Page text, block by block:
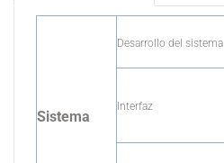
Sistema
Desarrollo del sistema
Interfaz